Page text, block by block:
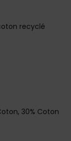
recyclé
30% Coton